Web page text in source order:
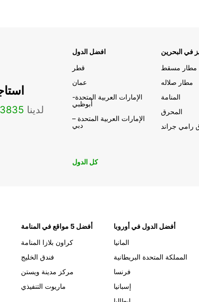
لدينا 3835
افضل الدول
قطر
عمان
الإمارات العربية المتحدة-
أبوظبي
الإمارات العربية المتحدة –
دبي
في البحرين
مطار مسقط
مطار صلاله
المنامة
المحرق
رامي جراند
كل الدول
أفضل 5 مواقع في المنامة
كراون بلازا المنامة
فندق الخليج
مركز مدينة ويستن
ماريوت التنفيذي
أفضل الدول في أوروبا
المانيا
المملكة المتحدة البريطانية
فرنسا
إسبانيا